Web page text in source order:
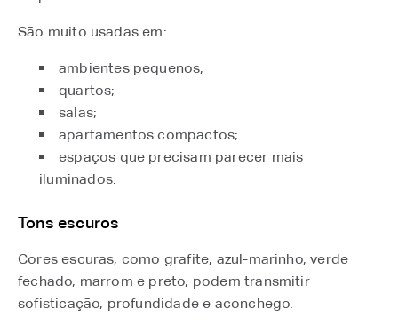
São muito usadas em:
ambientes pequenos;
quartos;
salas;
apartamentos compactos;
espaços que precisam parecer mais
iluminados.
Tons escuros
Cores escuras, como grafite, azul-marinho, verde
fechado, marrom e preto, podem transmitir
sofisticação, profundidade e aconchego.